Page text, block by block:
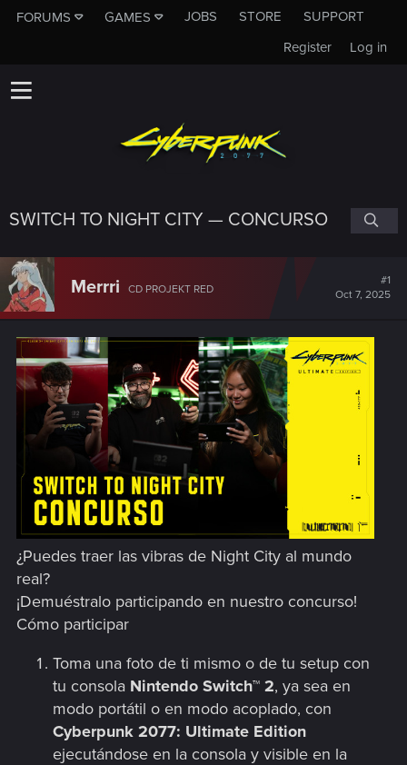
FORUMS GAMES JOBS STORE
SUPPORT
Log in
Register
SWITCH TO NIGHT CITY — CONCURSO
Merrri CD PROJEKT RED
#1
Oct 7, 2025
¿Puedes traer las vibras de Night City al mundo
real?
¡Demuéstralo participando en nuestro concurso!
Cómo participar
Toma una foto de ti mismo o de tu setup con
tu consola Nintendo Switch™ 2, ya sea en
modo portátil o en modo acoplado, con
Cyberpunk 2077: Ultimate Edition
ejecutándose en la consola y visible en la